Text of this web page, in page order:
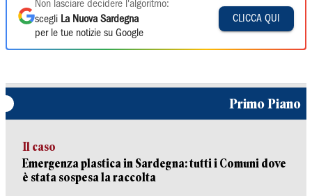
Non lasciare decidere l'algoritmo:
scegli La Nuova Sardegna
per le tue notizie su Google
CLICCA QUI
Primo Piano
Il caso
Emergenza plastica in Sardegna: tutti i Comuni dove
è stata sospesa la raccolta